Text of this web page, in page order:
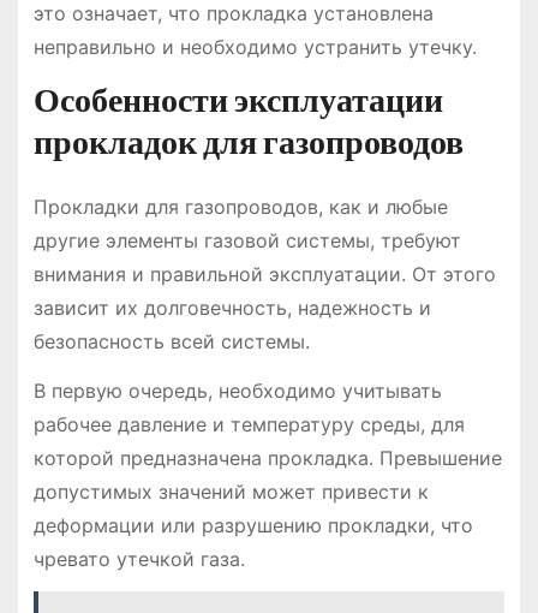
это означает, что прокладка установлена
неправильно и необходимо устранить утечку.
Особенности эксплуатации
прокладок для газопроводов
Прокладки для газопроводов, как и любые
другие элементы газовой системы, требуют
внимания и правильной эксплуатации. От этого
зависит их долговечность, надежность и
безопасность всей системы.
В первую очередь, необходимо учитывать
рабочее давление и температуру среды, для
которой предназначена прокладка. Превышение
допустимых значений может привести к
деформации или разрушению прокладки, что
чревато утечкой газа.